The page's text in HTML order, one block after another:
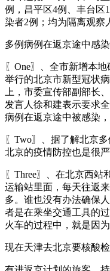
例，昌平区4例、丰台区
染者2例；均为隔离观察
多例病例在返京途中感
〖One〗、全市新增本
举行的北京市新型冠状
上，市委宣传部副部长
发言人徐和建表示要求
病例在返京途中被感染
〖Two〗、据了解北京
北京的疫情防控也是很严
〖Three〗、在北京西站
运输站里面，每天往返
多。谁也没有办法确保
者是在乘坐交通工具的
火车的过程中，就是因
现在天津去北京要核酸